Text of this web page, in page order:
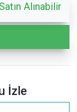
Satın Alınabilir
İzle